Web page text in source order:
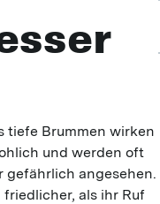
tiefe Brummen wirken
und werden oft
gefährlich angesehen.
als ihr Ruf